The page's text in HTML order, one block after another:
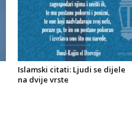
Islamski citati: Ljudi se dijele
na dvije vrste